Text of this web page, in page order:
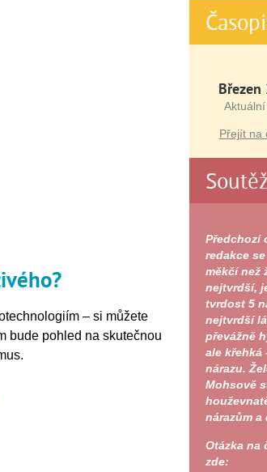
– si můžete
bude pohled na skutečnou
Březen
Přejít na
Předchozí
redakce
měkčí než
nejtvrdší,
tvrdost 5
nejtvrdší
převážně
ale křehká
nárazu.
Mohsově
nárazům a
Otázka na
zde: